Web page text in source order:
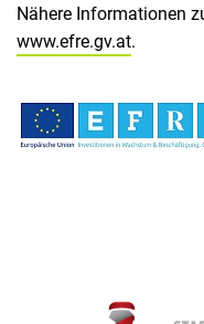
Nähere Informationen
www.efre.gv.at.